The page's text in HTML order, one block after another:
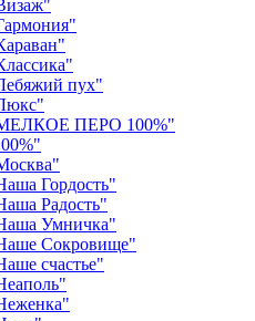
пух"
ПЕРО 100%"
Гордость"
Радость"
Умничка"
Сокровище"
счастье"